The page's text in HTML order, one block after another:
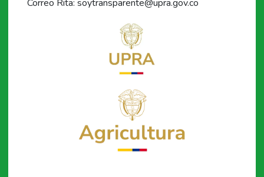
Correo Rita: soytransparente@upra.gov.co